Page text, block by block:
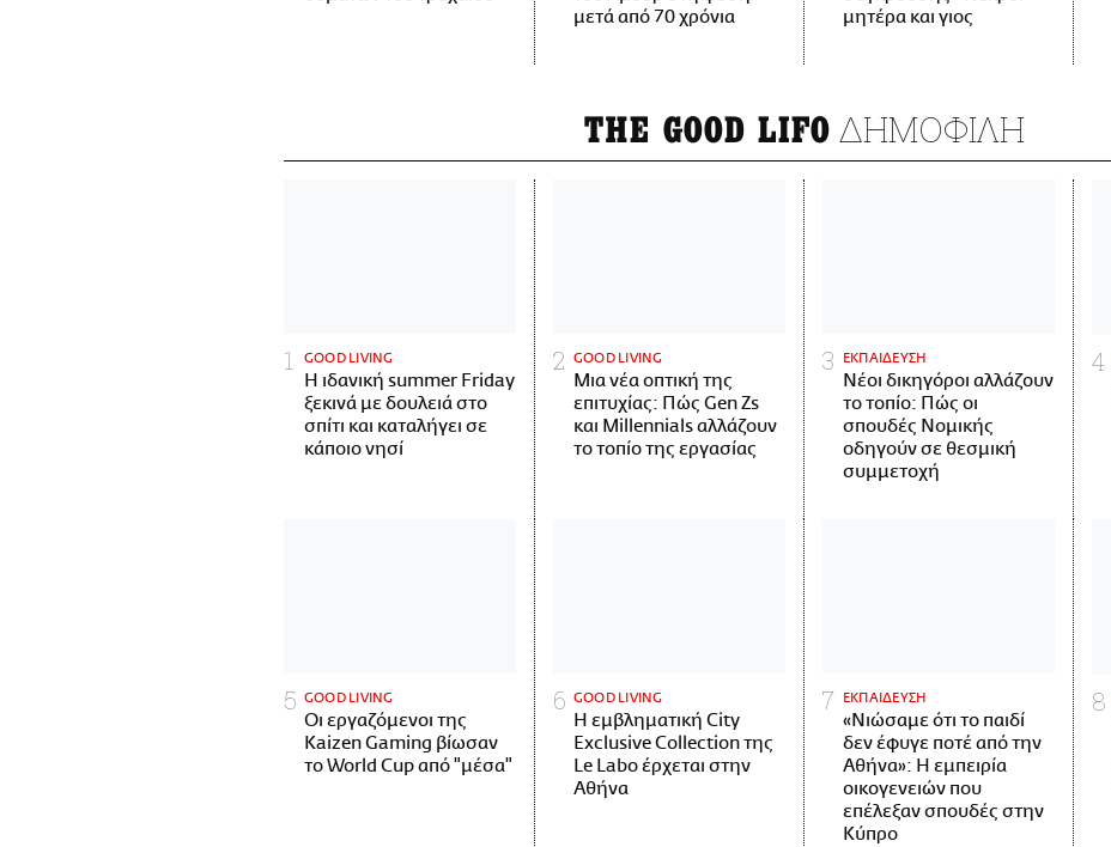
μετά από 70 χρόνια
μητέρα και γιος
THE GOOD LIFO ΔΗΜΟΦΙΛΗ
GOOD LIVING
Η ιδανική summer Friday
ξεκινά με δουλειά στο
σπίτι και καταλήγει σε
κάποιο νησί
GOOD LIVING
Μια νέα οπτική της
επιτυχίας: Πώς Gen Zs
και Millennials αλλάζουν
το τοπίο της εργασίας
ΕΚΠΑΙΔΕΥΣΗ
Νέοι δικηγόροι αλλάζουν
το τοπίο: Πώς οι
σπουδές Νομικής
οδηγούν σε θεσμική
συμμετοχή
GOOD LIVING
Οι εργαζόμενοι της
Kaizen Gaming βίωσαν
το World Cup από "μέσα"
GOOD LIVING
Η εμβληματική City
Exclusive Collection της
Le Labo έρχεται στην
Αθήνα
ΕΚΠΑΙΔΕΥΣΗ
«Νιώσαμε ότι το παιδί
δεν έφυγε ποτέ από την
Αθήνα»: Η εμπειρία
οικογενειών που
επέλεξαν σπουδές στην
Κύπρο